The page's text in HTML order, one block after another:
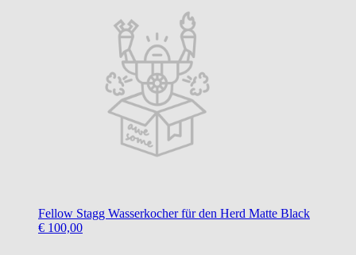
Fellow Stagg Wasserkocher für den Herd Matte Black
€ 100,00